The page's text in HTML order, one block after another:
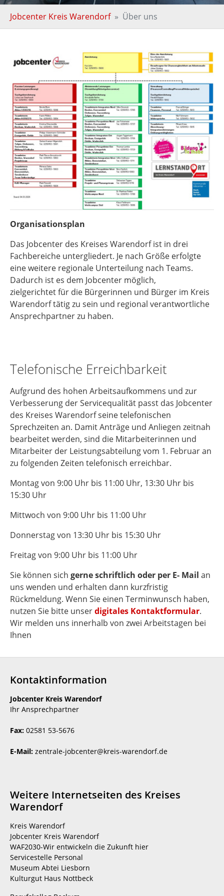
Jobcenter Kreis Warendorf Über uns
Organisationsplan
Das Jobcenter des Kreises Warendorf ist in drei
Fachbereiche untergliedert. Je nach Größe erfolgte
eine weitere regionale Unterteilung nach Teams.
Dadurch ist es dem Jobcenter möglich,
zielgerichtet für die Bürgerinnen und Bürger im Kreis
Warendorf tätig zu sein und regional verantwortliche
Ansprechpartner zu haben.
Telefonische Erreichbarkeit
Aufgrund des hohen Arbeitsaufkommens und zur
Verbesserung der Servicequalität passt das Jobcenter
des Kreises Warendorf seine telefonischen
Sprechzeiten an. Damit Anträge und Anliegen zeitnah
bearbeitet werden, sind die Mitarbeiterinnen und
Mitarbeiter der Leistungsabteilung vom 1. Februar an
zu folgenden Zeiten telefonisch erreichbar.
Montag von 9:00 Uhr bis 11:00 Uhr, 13:30 Uhr bis
15:30 Uhr
Mittwoch von 9:00 Uhr bis 11:00 Uhr
Donnerstag von 13:30 Uhr bis 15:30 Uhr
Freitag von 9:00 Uhr bis 11:00 Uhr
Sie können sich gerne schriftlich oder per E- Mail an
uns wenden und erhalten dann kurzfristig
Rückmeldung. Wenn Sie einen Terminwunsch haben,
nutzen Sie bitte unserdigitales Kontaktformular.
Wir melden uns innerhalb von zwei Arbeitstagen bei
Ihnen
Kontaktinformation
Jobcenter Kreis Warendorf
Ihr Ansprechpartner
Fax: 02581 53-5676
E-Mail: zentrale-jobcenter@kreis-warendorf.de
Weitere Internetseiten des Kreises
Warendorf
Kreis Warendorf
Jobcenter Kreis Warendorf
WAF2030-Wir entwickeln die Zukunft hier
Servicestelle Personal
Museum Abtei Liesborn
Kulturgut Haus Nottbeck